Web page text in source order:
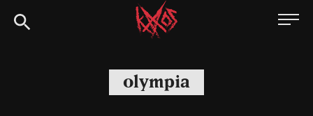
Siirry
suoraan
Kaaoszine
olympia